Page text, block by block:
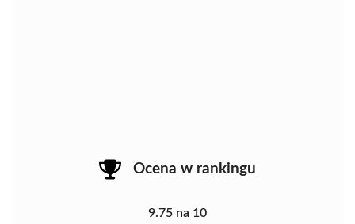
Ocena w rankingu
9.75 na 10